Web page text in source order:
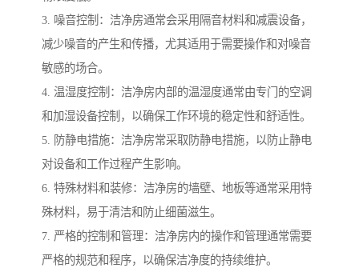
3. 噪音控制：洁净房通常会采用隔音材料和减震设备，
减少噪音的产生和传播，尤其适用于需要操作和对噪音
敏感的场合。
4. 温湿度控制：洁净房内部的温湿度通常由专门的空调
和加湿设备控制，以确保工作环境的稳定性和舒适性。
5. 防静电措施：洁净房常采取防静电措施，以防止静电
对设备和工作过程产生影响。
6. 特殊材料和装修：洁净房的墙壁、地板等通常采用特
殊材料，易于清洁和防止细菌滋生。
7. 严格的控制和管理：洁净房内的操作和管理通常需要
严格的规范和程序，以确保洁净度的持续维护。